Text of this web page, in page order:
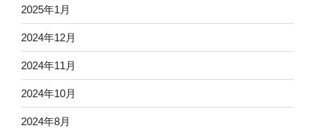
2025年1月
2024年12月
2024年11月
2024年10月
2024年8月